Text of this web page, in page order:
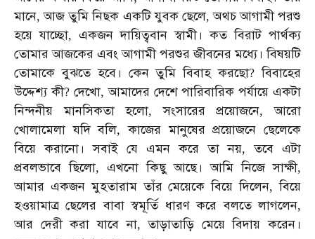
মানে,আজ তুমি নিছক একটি যুবক ছেলে,অথচ আগামী পরশু
হয়ে যাচ্ছো, একজন দায়িত্ববান স্বামী। কত বিরাট পার্থক্য
তোমার আজকের এবং আগামী পরশুর জীবনের মধ্যে। বিষয়টি
তোমাকে বুঝতে হবে। কেন তুমি বিবাহ করছো?বিবাহের
উদ্দেশ্য কী? দেখো,আমাদের দেশে পারিবারিক পর্যায়ে একটা
নিন্দনীয়
মানসিকতা হলো,সংসারের প্রয়োজনে,আরো
খোলামেলা যদি বলি,কাজের মানুষের প্রয়োজনে ছেলেকে
বিয়ে করানো। সবাই যে এমন করে তা নয়,তবে এটা
প্রবলভাবে ছিলো, এখনো কিছু আছে। আমি নিজে সাক্ষী,
আমার একজন মুহতারাম তাঁর মেয়েকে বিয়ে দিলেন,বিয়ে
হওয়ামাত্র ছেলের বাবা স্বমূর্তি ধারণ করে বলতে লাগলেন,
আর দেরী করা যাবে না,তাড়াতাড়ি মেয়ে বিদায় করেন।